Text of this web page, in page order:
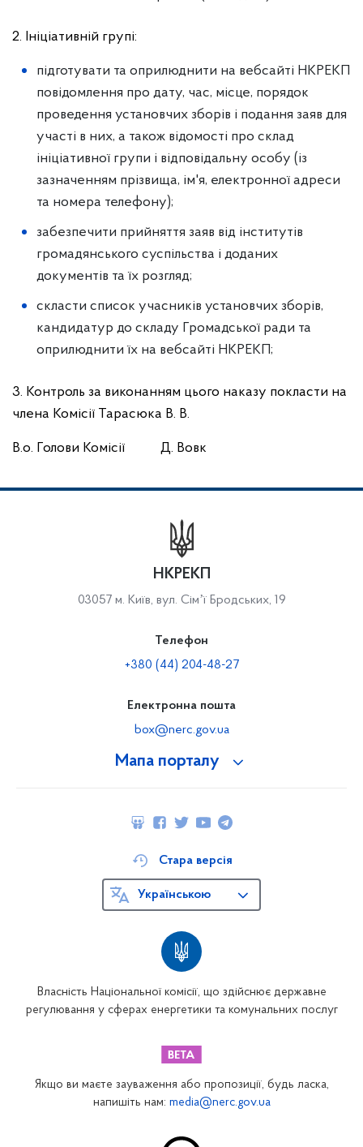
2. Ініціативній групі:
підготувати та оприлюднити на вебсайті НКРЕКП
повідомлення про дату, час, місце, порядок
проведення установчих зборів і подання заяв для
участі в них, а також відомості про склад
ініціативної групи і відповідальну особу (із
зазначенням прізвища, ім'я, електронної адреси
та номера телефону);
забезпечити прийняття заяв від інститутів
громадянського суспільства і доданих
документів та їх розгляд;
скласти список учасників установчих зборів,
кандидатур до складу Громадської ради та
оприлюднити їх на вебсайті НКРЕКП;
3. Контроль за виконанням цього наказу покласти на
члена Комісії Тарасюка В. В.
В.о. Голови Комісії Д. Вовк
Мапа порталу
НКРЕКП
03057 м. Київ, вул. Сімʼї Бродських, 19
Телефон
+380 (44) 204-48-27
Електронна пошта
box@nerc.gov.ua
Власність Національної комісії, що здійснює державне
регулювання у сферах енергетики та комунальних послуг
Стара версія
Українською
Якщо ви маєте зауваження або пропозиції, будь ласка,
напишіть нам: media@nerc.gov.ua